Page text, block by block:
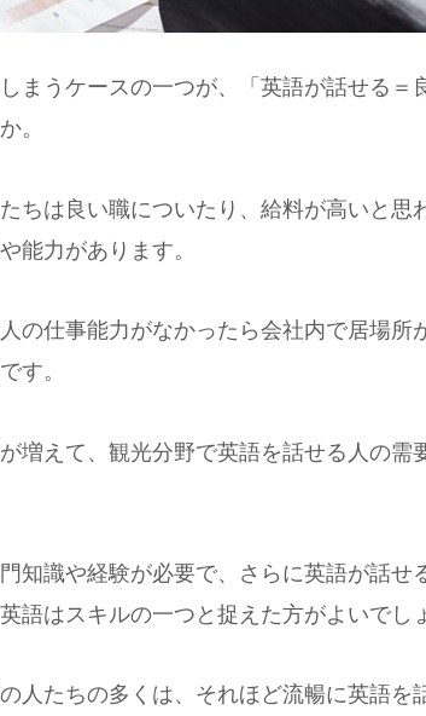
まうケースの一つが、「英語が話せる＝
。
ちは良い職についたり、給料が高いと思
能力があります。
の仕事能力がなかったら会社内で居場所
す。
増えて、観光分野で英語を話せる人の需
知識や経験が必要で、さらに英語が話せ
語はスキルの一つと捉えた方がよいでし
人たちの多くは、それほど流暢に英語を